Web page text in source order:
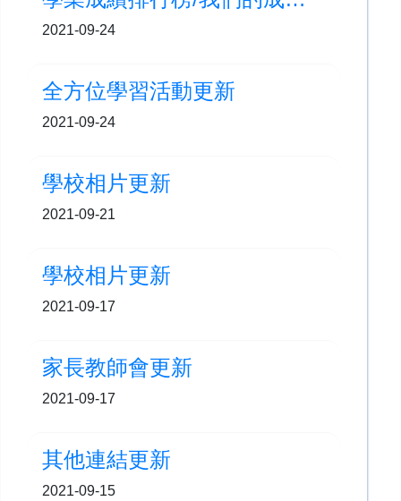
2021-09-24
全方位學習活動更新
2021-09-24
學校相片更新
2021-09-21
學校相片更新
2021-09-17
家長教師會更新
2021-09-17
其他連結更新
2021-09-15